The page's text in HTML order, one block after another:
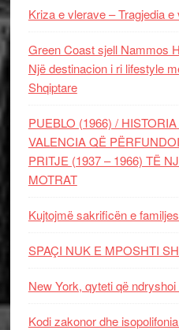
Kriza e vlerave – Tragjedia
Green Coast sjell Nammos
Një destinacion i ri lifestyle
Shqiptare
PUEBLO (1966) /
VALENCIA QË
PRITJE (1937 – 1966) TË
MOTRAT
Kujtojmë sakrificën e
SPAÇI NUK E MPOSHTI
New York, qyteti që
Kodi zakonor dhe